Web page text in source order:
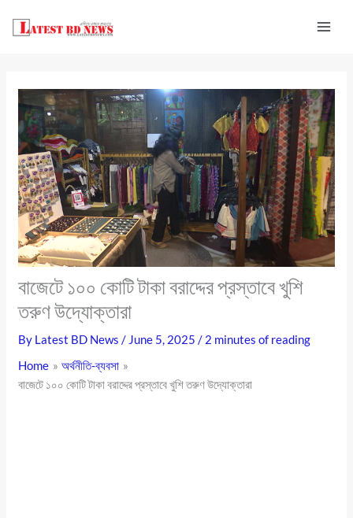
বাজেটে ১০০ কোটি টাকা বরাদ্দের প্রস্তাবে খুশি
তরুণ উদ্যোক্তারা
By Latest BD News/ June 5, 2025/ 2 minutes of reading
Home
অর্থনীতি-ব্যবসা
বাজেটে ১০০ কোটি টাকা বরাদ্দের প্রস্তাবে খুশি তরুণ উদ্যোক্তারা